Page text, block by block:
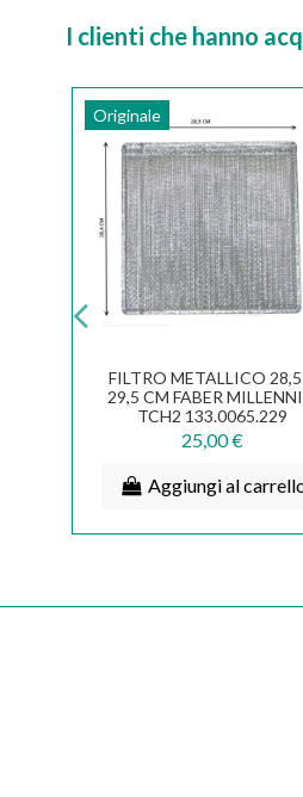
I clienti che hanno
Originale
FILTRO METALLICO
29,5 CM FABER
TCH2 133.0065.229
25,00 €
Aggiungi al